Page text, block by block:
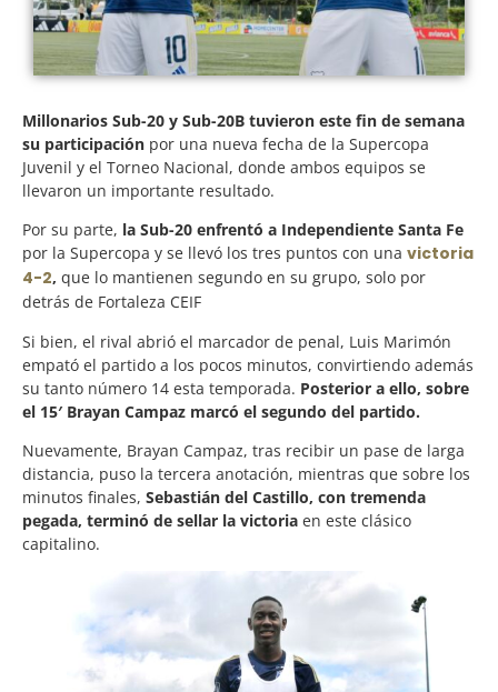
Millonarios Sub-20 y Sub-20B tuvieron este fin de semana
su participación por una nueva fecha de la Supercopa
Juvenil y el Torneo Nacional, donde ambos equipos se
llevaron un importante resultado.
Por su parte, la Sub-20 enfrentó a Independiente Santa Fe
por la Supercopa y se llevó los tres puntos con una victoria
4-2, que lo mantienen segundo en su grupo, solo por
detrás de Fortaleza CEIF
Si bien, el rival abrió el marcador de penal, Luis Marimón
empató el partido a los pocos minutos, convirtiendo además
su tanto número 14 esta temporada. Posterior a ello, sobre
el 15′ Brayan Campaz marcó el segundo del partido.
Nuevamente, Brayan Campaz, tras recibir un pase de larga
distancia, puso la tercera anotación, mientras que sobre los
minutos finales, Sebastián del Castillo, con tremenda
pegada, terminó de sellar la victoria en este clásico
capitalino.